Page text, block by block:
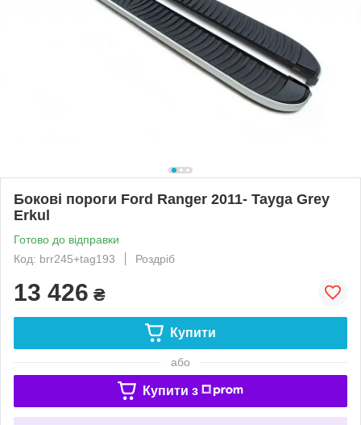
Бокові пороги Ford Ranger 2011- Tayga Grey
Erkul
Готово до відправки
Код: brr245+tag193
Роздріб
13 426 ₴
Купити
або
Купити з